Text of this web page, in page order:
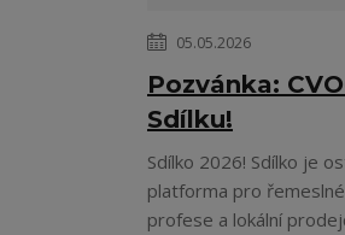
05.05.2026
Pozvánka:
Sdílku!
Sdílko 2026! Sdílko je
platforma pro
profese a lokální